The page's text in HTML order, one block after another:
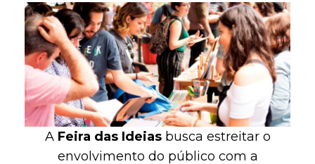
A Feira das Ideiasbusca estreitar o
envolvimento do público com a